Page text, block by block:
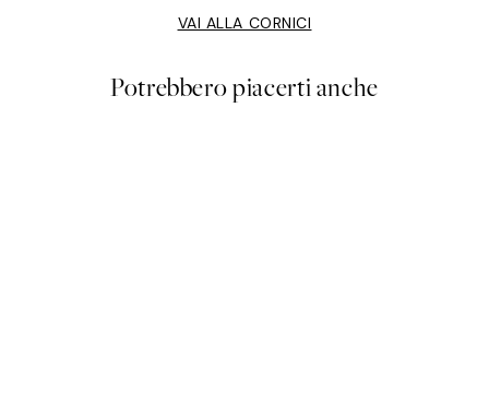
VAI ALLA CORNICI
Potrebbero piacerti anche